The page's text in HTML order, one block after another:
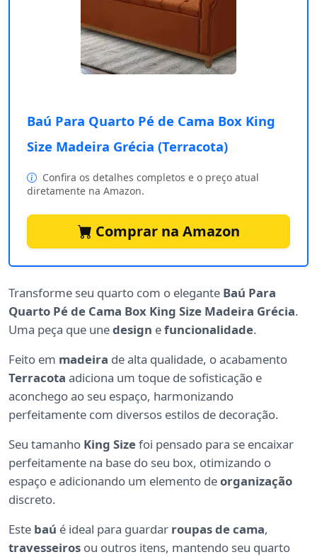
Baú Para Quarto Pé de Cama Box King
Size Madeira Grécia (Terracota)
Confira os detalhes completos e o preço atual
diretamente na Amazon.
Comprar na Amazon
Transforme seu quarto com o elegante Baú Para
Quarto Pé de Cama Box King Size Madeira Grécia.
Uma peça que unedesign efuncionalidade.
Feito em madeira de alta qualidade, o acabamento
Terracota adiciona um toque de sofisticação e
aconchego ao seu espaço, harmonizando
perfeitamente com diversos estilos de decoração.
Seu tamanho King Sizefoi pensado para se encaixar
perfeitamente na base do seu box, otimizando o
espaço e adicionando um elemento deorganização
discreto.
Este baú é ideal para guardar roupas de cama,
travesseiros ou outros itens, mantendo seu quarto